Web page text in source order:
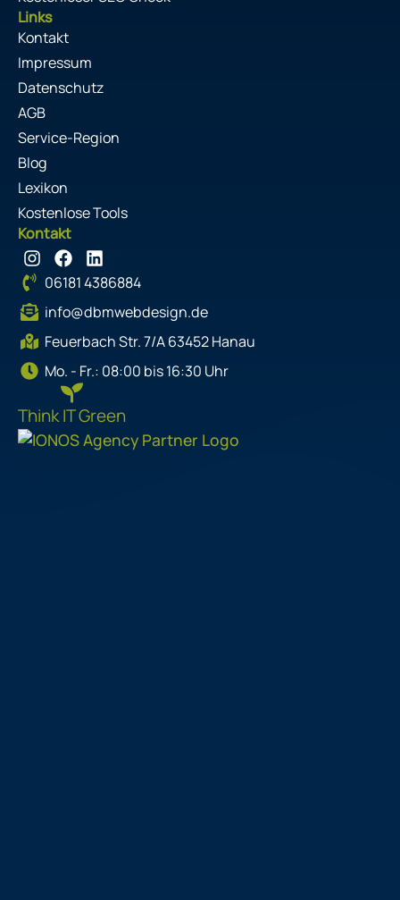
Think IT Green
Links
Kontakt
Impressum
Datenschutz
AGB
Service-Region
Blog
Lexikon
Kostenlose Tools
Kontakt
I
n
s
t
a
g
r
a
F
a
c
e
b
o
k
L
i
n
k
e
d
n
06181 4386884
info@dbmwebdesign.de
Feuerbach Str. 7/A 63452 Hanau
Mo. - Fr.: 08:00 bis 16:30 Uhr